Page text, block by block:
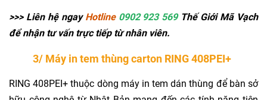
>>> Liên hệ ngay Hotline 0902 923 569Thế Giới Mã Vạch
để nhận tư vấn trực tiếp từ nhân viên.
3/ Máy in tem thùng carton RING 408PEI+
RING 408PEI+ thuộc dòng máy in tem dán thùng để bàn sở